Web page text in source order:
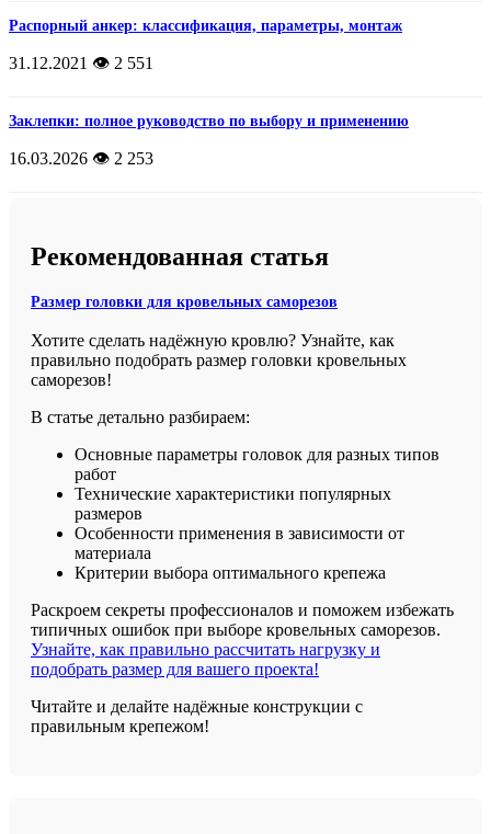
Распорный анкер: классификация, параметры, монтаж
31.12.2021 👁️ 2 551
Заклепки: полное руководство по выбору и применению
16.03.2026 👁️ 2 253
Рекомендованная статья
Размер головки для кровельных саморезов
Хотите сделать надёжную кровлю? Узнайте, как
правильно подобрать размер головки кровельных
саморезов!
В статье детально разбираем:
Основные параметры головок для разных типов
работ
Технические характеристики популярных
размеров
Особенности применения в зависимости от
материала
Критерии выбора оптимального крепежа
Раскроем секреты профессионалов и поможем избежать
типичных ошибок при выборе кровельных саморезов.
Узнайте, как правильно рассчитать нагрузку и
подобрать размер для вашего проекта!
Читайте и делайте надёжные конструкции с
правильным крепежом!